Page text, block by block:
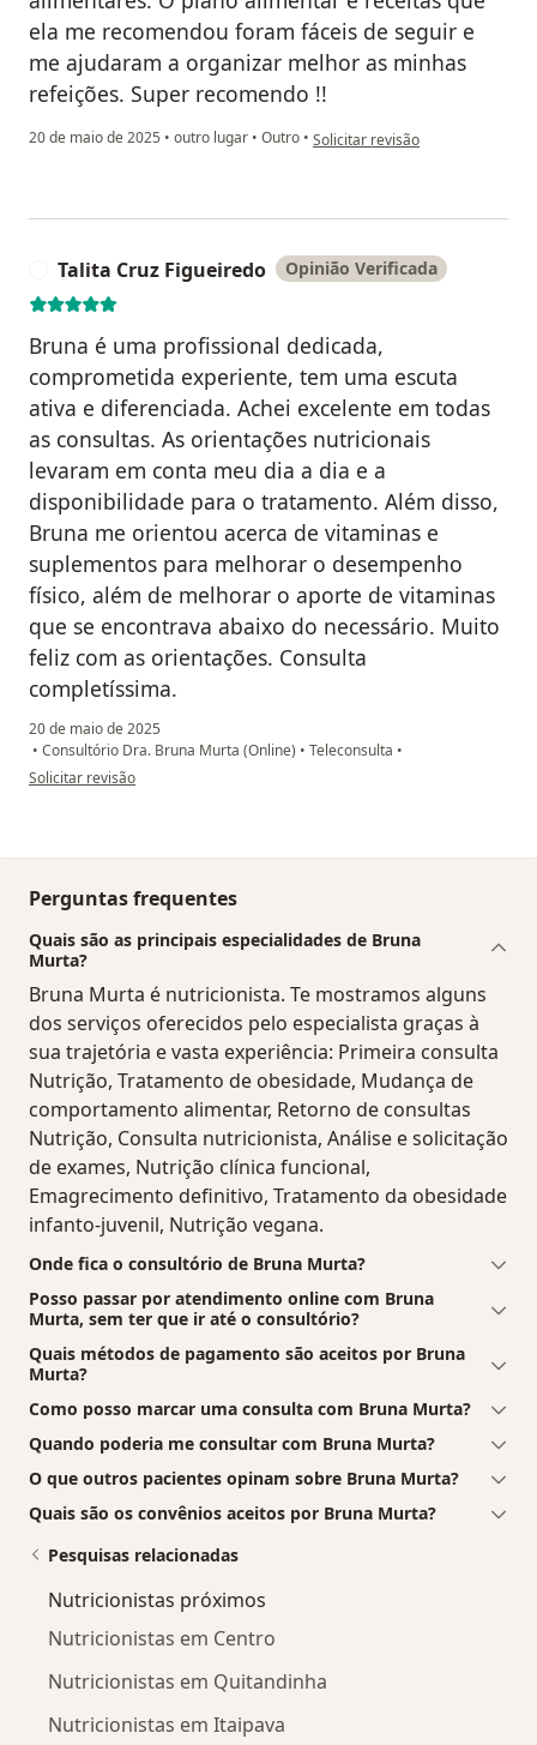
ela me recomendou foram fáceis de seguir e
me ajudaram a organizar melhor as minhas
refeições. Super recomendo !!
20 de maio de 2025 • outro lugar • Outro • na opinião do utilizador IBH
Solicitar revisão
Talita Cruz Figueiredo Opinião Verificada
Bruna é uma profissional dedicada,
comprometida experiente, tem uma escuta
ativa e diferenciada. Achei excelente em todas
as consultas. As orientações nutricionais
levaram em conta meu dia a dia e a
disponibilidade para o tratamento. Além disso,
Bruna me orientou acerca de vitaminas e
suplementos para melhorar o desempenho
físico, além de melhorar o aporte de vitaminas
que se encontrava abaixo do necessário. Muito
feliz com as orientações. Consulta
completíssima.
20 de maio de 2025
• Consultório Dra. Bruna Murta (Online) • Teleconsulta •
na opinião do utilizador Talita Cruz Figueiredo
Solicitar revisão
Perguntas frequentes
Quais são as principais especialidades de Bruna
Murta?
Bruna Murta é nutricionista. Te mostramos alguns
dos serviços oferecidos pelo especialista graças à
sua trajetória e vasta experiência: Primeira consulta
Nutrição, Tratamento de obesidade, Mudança de
comportamento alimentar, Retorno de consultas
Nutrição, Consulta nutricionista, Análise e solicitação
de exames, Nutrição clínica funcional,
Emagrecimento definitivo, Tratamento da obesidade
infanto-juvenil, Nutrição vegana.
Onde fica o consultório de Bruna Murta?
Posso passar por atendimento online com Bruna
Murta, sem ter que ir até o consultório?
Quais métodos de pagamento são aceitos por Bruna
Murta?
Como posso marcar uma consulta com Bruna Murta?
Quando poderia me consultar com Bruna Murta?
O que outros pacientes opinam sobre Bruna Murta?
Quais são os convênios aceitos por Bruna Murta?
Pesquisas relacionadas
Nutricionistas próximos
Nutricionistas em Centro
Nutricionistas em Quitandinha
Nutricionistas em Itaipava